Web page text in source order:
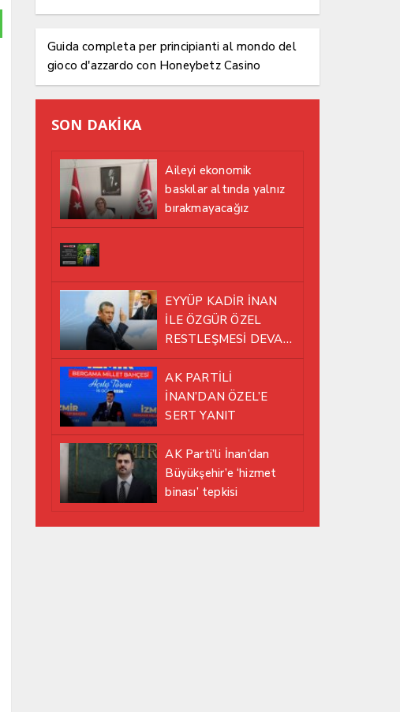
Guida completa per principianti al mondo del
gioco d'azzardo con Honeybetz Casino
SON DAKİKA
Aileyi ekonomik
baskılar altında yalnız
bırakmayacağız
EYYÜP KADİR İNAN
İLE ÖZGÜR ÖZEL
RESTLEŞMESİ DEVAM
EDİYOR
AK PARTİLİ
İNAN’DAN ÖZEL’E
SERT YANIT
AK Parti’li İnan’dan
Büyükşehir’e ‘hizmet
binası’ tepkisi